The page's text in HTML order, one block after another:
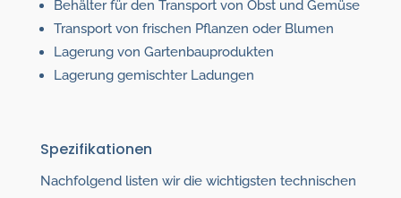
Behälter für den Transport von Obst und Gemüse
Transport von frischen Pflanzen oder Blumen
Lagerung von Gartenbauprodukten
Lagerung gemischter Ladungen
Spezifikationen
Nachfolgend listen wir die wichtigsten technischen